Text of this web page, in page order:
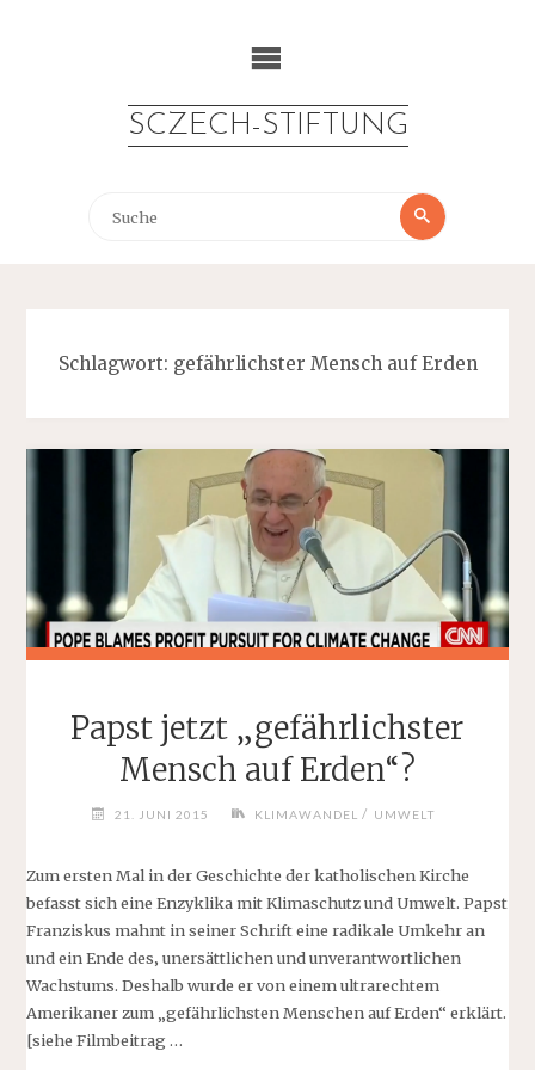
SCZECH-STIFTUNG
Suche
Suche
Schlagwort: gefährlichster Mensch auf Erden
Papst jetzt „gefährlichster
Mensch auf Erden“?
21. JUNI 2015 KLIMAWANDEL / UMWELT
Zum ersten Mal in der Geschichte der katholischen Kirche
befasst sich eine Enzyklika mit Klimaschutz und Umwelt. Papst
Franziskus mahnt in seiner Schrift eine radikale Umkehr an
und ein Ende des‚ unersättlichen und unverantwortlichen
Wachstums. Deshalb wurde er von einem ultrarechtem
Amerikaner zum „gefährlichsten Menschen auf Erden“ erklärt.
[siehe Filmbeitrag …